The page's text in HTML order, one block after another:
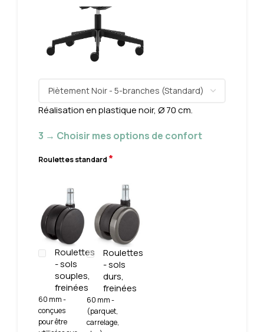
Réalisation en plastique noir, Ø 70 cm.
3 → Choisir mes options de confort
Roulettes standard *
Roulettes
- sols
souples,
freinées
60 mm -
conçues
pour être
Roulettes
- sols
durs,
freinées
60 mm -
(parquet,
carrelage,